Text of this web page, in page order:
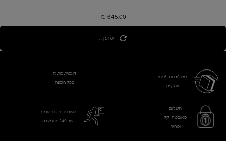
645.00 ₪
טוען...
משלוח עד 6 ימי
עסקים​
דוגמית מתנה
בכל הזמנה
תשלום
מאובטח, קל
ומהיר
משלוח חינם בהזמנת
של 249 ₪ ומעלה